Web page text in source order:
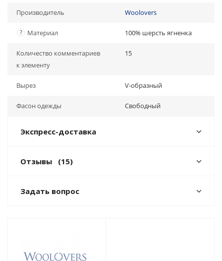
Производитель Woolovers
? Материал 100% шерсть ягненка
Количество комментариев
к элементу
15
Вырез V-образный
Фасон одежды Свободный
Экспресс-доставка
Отзывы (15)
Задать вопрос